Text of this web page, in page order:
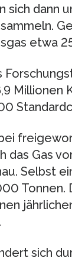
sich dann
etwa
das Gas
Selbst
sich